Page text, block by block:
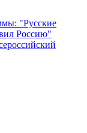
"Русские
Россию"